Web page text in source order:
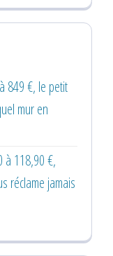
849 €, le petit
mur en
à 118,90 €,
réclame jamais